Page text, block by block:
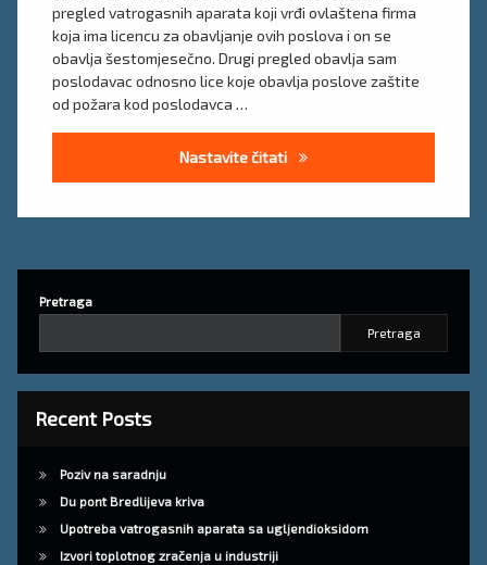
pregled vatrogasnih aparata koji vrđi ovlaštena firma
koja ima licencu za obavljanje ovih poslova i on se
obavlja šestomjesečno. Drugi pregled obavlja sam
poslodavac odnosno lice koje obavlja poslove zaštite
od požara kod poslodavca …
Nastavite čitati Redovni pregled
Pretraga
Pretraga
Recent Posts
Poziv na saradnju
Du pont Bredlijeva kriva
Upotreba vatrogasnih aparata sa ugljendioksidom
Izvori toplotnog zračenja u industriji